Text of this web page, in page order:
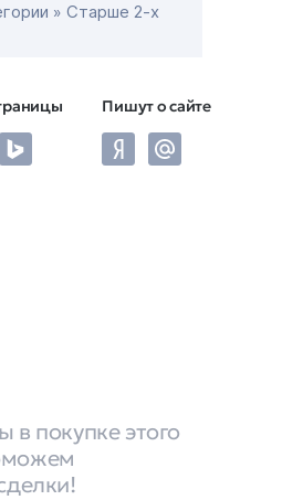
» Старше 2-х
Пишут о сайте
в покупке этого